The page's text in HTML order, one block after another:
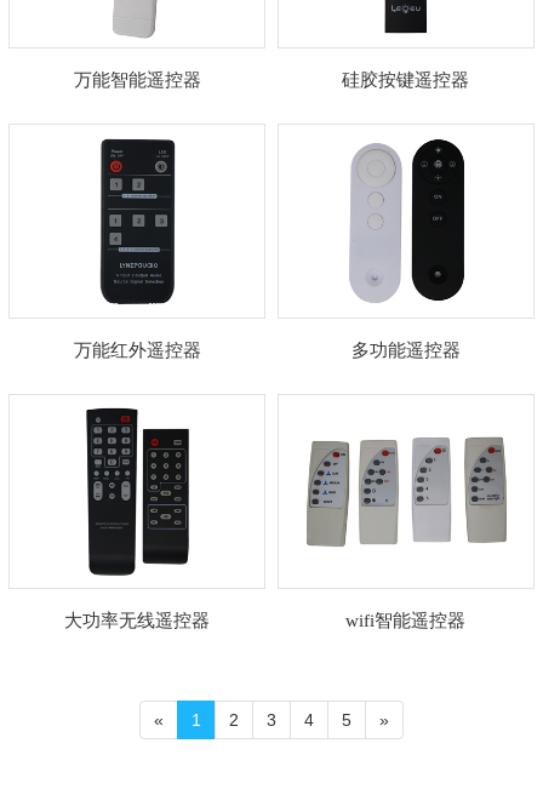
万能智能遥控器 硅胶按键遥控器
万能红外遥控器 多功能遥控器
大功率无线遥控器 wifi智能遥控器
« 1 2 3 4 5 »